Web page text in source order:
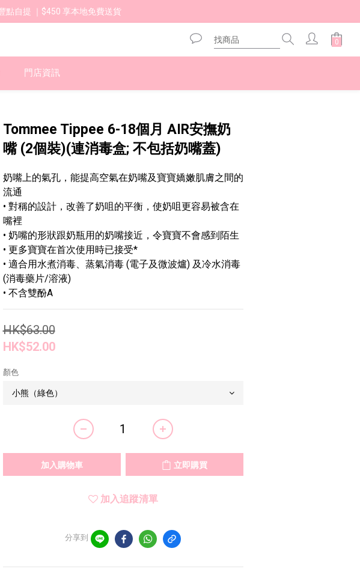
點自提 ｜$450 享本地免費送貨
門店資訊
Tommee Tippee 6-18個月 AIR安撫奶
嘴 (2個裝)(連消毒盒; 不包括奶嘴蓋)
奶嘴上的氣孔，能提高空氣在奶嘴及寶寶嬌嫩肌膚之間的
流通
• 對稱的設計，改善了奶咀的平衡，使奶咀更容易被含在
嘴裡
• 奶嘴的形狀跟奶瓶用的奶嘴接近，令寶寶不會感到陌生
• 更多寶寶在首次使用時已接受*
• 適合用水煮消毒、蒸氣消毒 (電子及微波爐) 及冷水消毒
(消毒藥片/溶液)
• 不含雙酚A
HK$63.00
HK$52.00
顏色
加入購物車 立即購買
加入追蹤清單
分享到